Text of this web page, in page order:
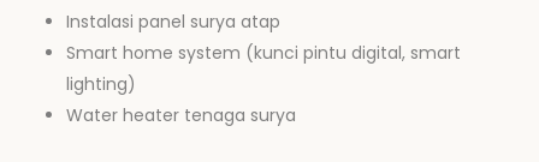
Instalasi panel surya atap
Smart home system (kunci pintu digital, smart
lighting)
Water heater tenaga surya